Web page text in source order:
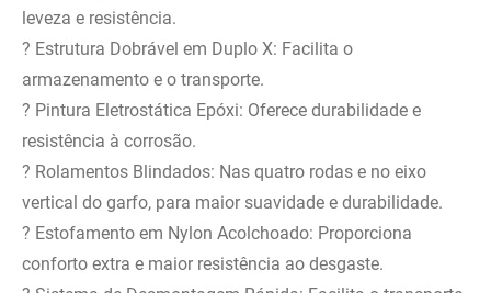
leveza e resistência.
? Estrutura Dobrável em Duplo X: Facilita o
armazenamento e o transporte.
? Pintura Eletrostática Epóxi: Oferece durabilidade e
resistência à corrosão.
? Rolamentos Blindados: Nas quatro rodas e no eixo
vertical do garfo, para maior suavidade e durabilidade.
? Estofamento em Nylon Acolchoado: Proporciona
conforto extra e maior resistência ao desgaste.